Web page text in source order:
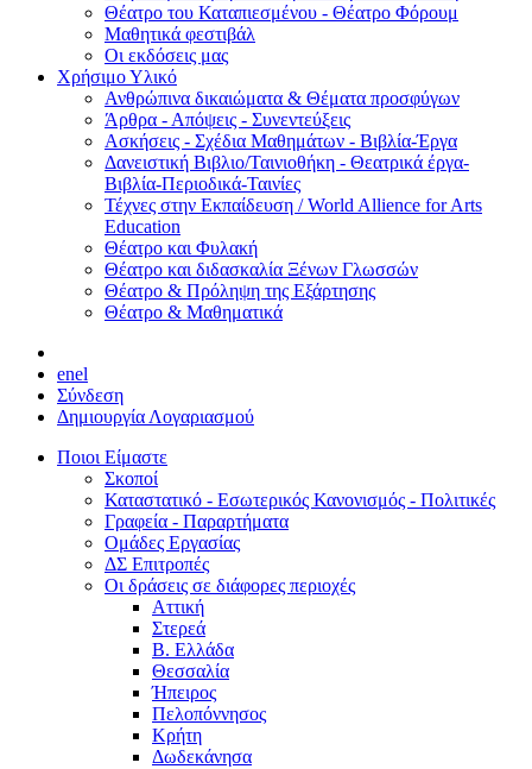
Θέατρο του Καταπιεσμένου - Θέατρο Φόρουμ
Μαθητικά φεστιβάλ
Οι εκδόσεις μας
Χρήσιμο Υλικό
Ανθρώπινα δικαιώματα & Θέματα προσφύγων
Άρθρα - Απόψεις - Συνεντεύξεις
Ασκήσεις - Σχέδια Μαθημάτων - Βιβλία-Έργα
Δανειστική Βιβλιο/Ταινιοθήκη - Θεατρικά έργα-
Βιβλία-Περιοδικά-Ταινίες
Τέχνες στην Εκπαίδευση / World Allience for Arts
Education
Θέατρο και Φυλακή
Θέατρο και διδασκαλία Ξένων Γλωσσών
Θέατρο & Πρόληψη της Εξάρτησης
Θέατρο & Μαθηματικά
enel
Σύνδεση
Δημιουργία Λογαριασμού
Ποιοι Είμαστε
Σκοποί
Καταστατικό - Εσωτερικός Κανονισμός - Πολιτικές
Γραφεία - Παραρτήματα
Ομάδες Εργασίας
ΔΣ Επιτροπές
Οι δράσεις σε διάφορες περιοχές
Αττική
Στερεά
Β. Ελλάδα
Θεσσαλία
Ήπειρος
Πελοπόννησος
Κρήτη
Δωδεκάνησα